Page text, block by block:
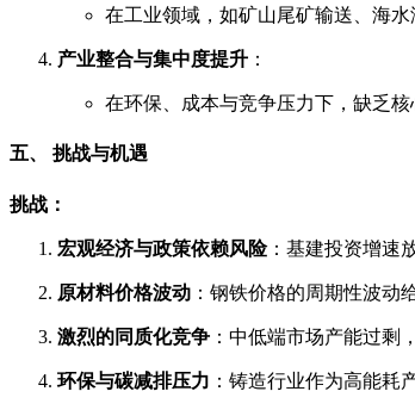
在工业领域，如矿山尾矿输送、海
产业整合与集中度提升 ：
在环保、成本与竞争压力下，缺乏
五、 挑战与机遇
挑战：
宏观经济与政策依赖风险：基建投资增速
原材料价格波动 ：钢铁价格的周期性波动
激烈的同质化竞争 ：中低端市场产能过剩
环保与碳减排压力 ：铸造行业作为高能耗